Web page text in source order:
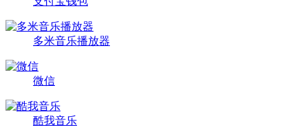
多米音乐播放器
微信
酷我音乐